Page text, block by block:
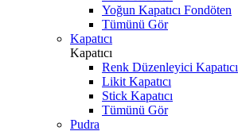
Yoğun Kapatıcı Fondöten
Tümünü Gör
Kapatıcı
Kapatıcı
Renk Düzenleyici Kapatıcı
Likit Kapatıcı
Stick Kapatıcı
Tümünü Gör
Pudra